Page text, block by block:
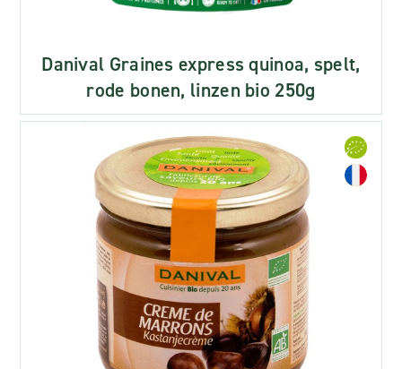
Danival Graines express quinoa, spelt,
rode bonen, linzen bio 250g